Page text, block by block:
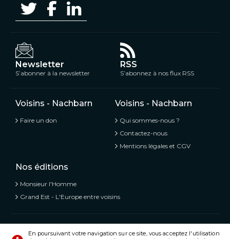
Newsletter
S’abonner à la newsletter
RSS
S’abonnez à nos flux RSS
Voisins - Nachbarn
Faire un don
Voisins - Nachbarn
Qui sommes-nous ?
Contactez-nous
Mentions légales et CGV
Nos éditions
Monsieur l'Homme
Grand Est - L'Europe entre voisins
Voisins - Nachbarn, L’information libre et mitoyenne
En poursuivant votre navigation sur ce site, vous acceptez l'utilisation